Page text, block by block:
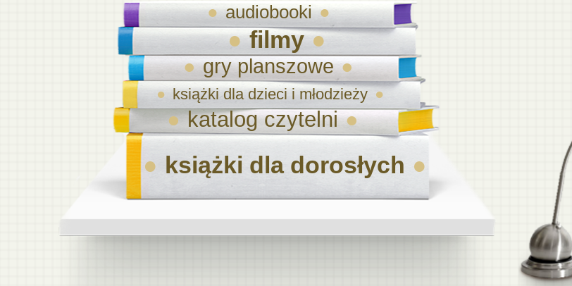
audiobooki
filmy
gry planszowe
książki dla dzieci i młodzieży
katalog czytelni
książki dla dorosłych